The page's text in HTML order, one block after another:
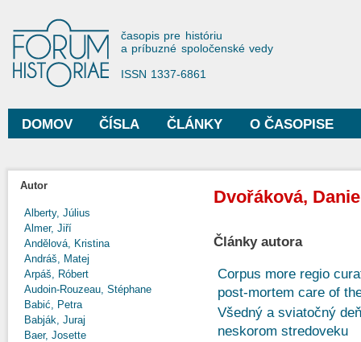
Forum Historiae
časopis pre históriu
a príbuzné spoločenské vedy
ISSN 1337-6861
Hlavné menu
DOMOV ČÍSLA ČLÁNKY O ČASOPISE
Autor
Alberty, Július
Almer, Jiří
Andělová, Kristina
Andráš, Matej
Arpáš, Róbert
Audoin-Rouzeau, Stéphane
Babić, Petra
Babják, Juraj
Baer, Josette
Dvořáková,
Články autora
Corpus more regio
post-mortem care of
Všedný a sviatočný
neskorom stredoveku